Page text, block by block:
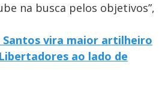
na busca pelos objetivos”,
Santos vira maior artilheiro
ao lado de